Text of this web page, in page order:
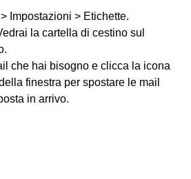
Impostazioni > Etichette.
la cartella di cestino sul
che hai bisogno e clicca la icona
finestra per spostare le mail
in arrivo.